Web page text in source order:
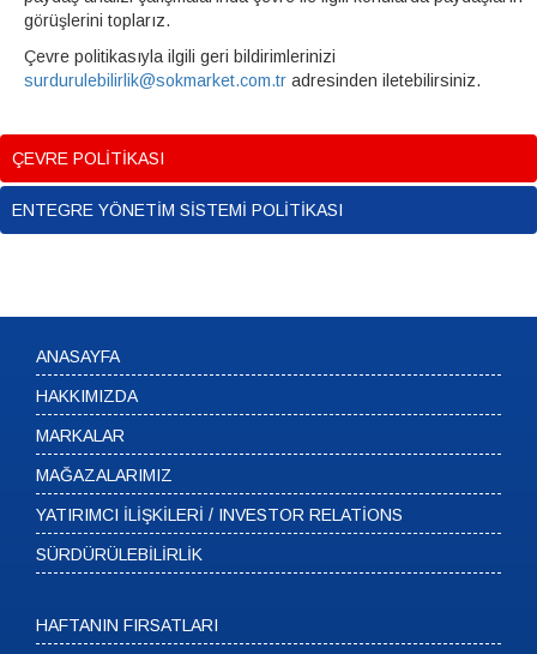
görüşlerini toplarız.
Çevre politikasıyla ilgili geri bildirimlerinizi
surdurulebilirlik@sokmarket.com.tr adresinden iletebilirsiniz.
ÇEVRE POLİTİKASI
ENTEGRE YÖNETİM SİSTEMİ POLİTİKASI
ANASAYFA
HAKKIMIZDA
MARKALAR
MAĞAZALARIMIZ
YATIRIMCI İLİŞKİLERİ / INVESTOR RELATİONS
SÜRDÜRÜLEBİLİRLİK
HAFTANIN FIRSATLARI